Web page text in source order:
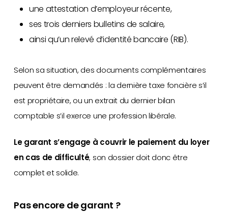
une attestation d’employeur récente,
ses trois derniers bulletins de salaire,
ainsi qu’un relevé d’identité bancaire (RIB).
Selon sa situation, des documents complémentaires
peuvent être demandés : la dernière taxe foncière s’il
est propriétaire, ou un extrait du dernier bilan
comptable s’il exerce une profession libérale.
Le garant s’engage à couvrir le paiement du loyer
en cas de difficulté, son dossier doit donc être
complet et solide.
Pas encore de garant ?